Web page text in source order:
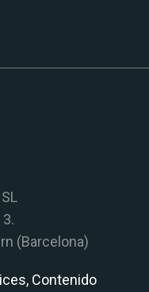
(Barcelona)
Contenido